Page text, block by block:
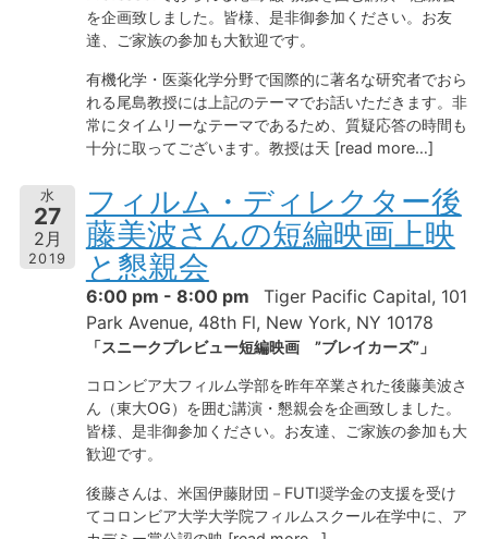
を企画致しました。皆様、是非御参加ください。お友
達、ご家族の参加も大歓迎です。
有機化学・医薬化学分野で国際的に著名な研究者でおら
れる尾島教授には上記のテーマでお話いただきます。非
常にタイムリーなテーマであるため、質疑応答の時間も
十分に取ってございます。教授は天 [read more…]
水
27
2月
2019
フィルム・ディレクター後
藤美波さんの短編映画上映
と懇親会
6:00 pm - 8:00 pm
Tiger Pacific Capital, 101
Park Avenue, 48th Fl, New York, NY 10178
「スニークプレビュー短編映画 ”ブレイカーズ”」
コロンビア大フィルム学部を昨年卒業された後藤美波さ
ん（東大OG）を囲む講演・懇親会を企画致しました。
皆様、是非御参加ください。お友達、ご家族の参加も大
歓迎です。
後藤さんは、米国伊藤財団－FUTI奨学金の支援を受け
てコロンビア大学大学院フィルムスクール在学中に、ア